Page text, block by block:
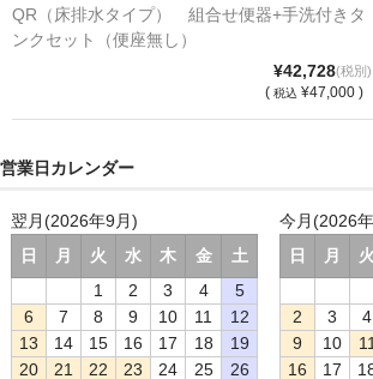
QR（床排水タイプ） 組合せ便器+手洗付きタ
ンクセット（便座無し）
¥42,728(税別)
( 税込 ¥47,000 )
営業日カレンダー
今月(2026
日
月 火
2
3 4
9
10
16
17
翌月(2026年9月)
日
月 火 水 木 金
土
1
2 3 4
5
6
7 8 9 10 11
12
13
14 15 16 17 18
19
20
21 22 23 24 25 26